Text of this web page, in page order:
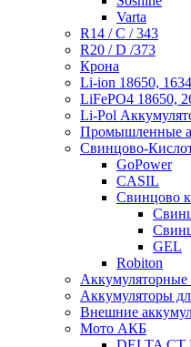
Varta
R14 / C / 343
R20 / D /373
Крона
Li-ion 18650,
LiFePO4 18650,
Li-Pol
Промышленные
Свинцово-
GoPower
CASIL
Свинцово
GEL
Robiton
Аккумуляторные
Аккумуляторы
Внешние
Мото АКБ